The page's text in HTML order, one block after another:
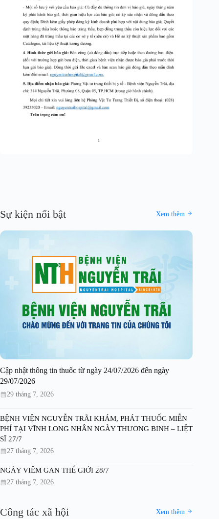
Sự kiện nổi bật Xem thêm
Cập nhật thông tin thuốc từ ngày 24/07/2026 đến ngày
29/07/2026
29 tháng 7, 2026
BỆNH VIỆN NGUYỄN TRÃI KHÁM, PHÁT THUỐC MIỄN
PHÍ TẠI VĨNH LONG NHÂN NGÀY THƯƠNG BINH – LIỆT
SĨ 27/7
27 tháng 7, 2026
NGÀY VIÊM GAN THẾ GIỚI 28/7
27 tháng 7, 2026
Công tác xã hội Xem thêm